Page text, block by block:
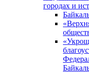
городах и